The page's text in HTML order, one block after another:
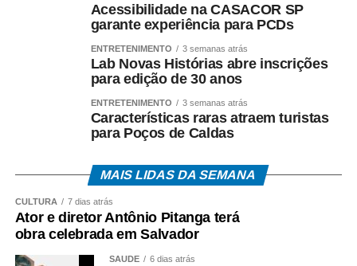
Acessibilidade na CASACOR SP
garante experiência para PCDs
ENTRETENIMENTO 3 semanas atrás
Lab Novas Histórias abre inscrições
para edição de 30 anos
ENTRETENIMENTO 3 semanas atrás
Características raras atraem turistas
para Poços de Caldas
MAIS LIDAS DA SEMANA
CULTURA 7 dias atrás
Ator e diretor Antônio Pitanga terá
obra celebrada em Salvador
SAÚDE 6 dias atrás